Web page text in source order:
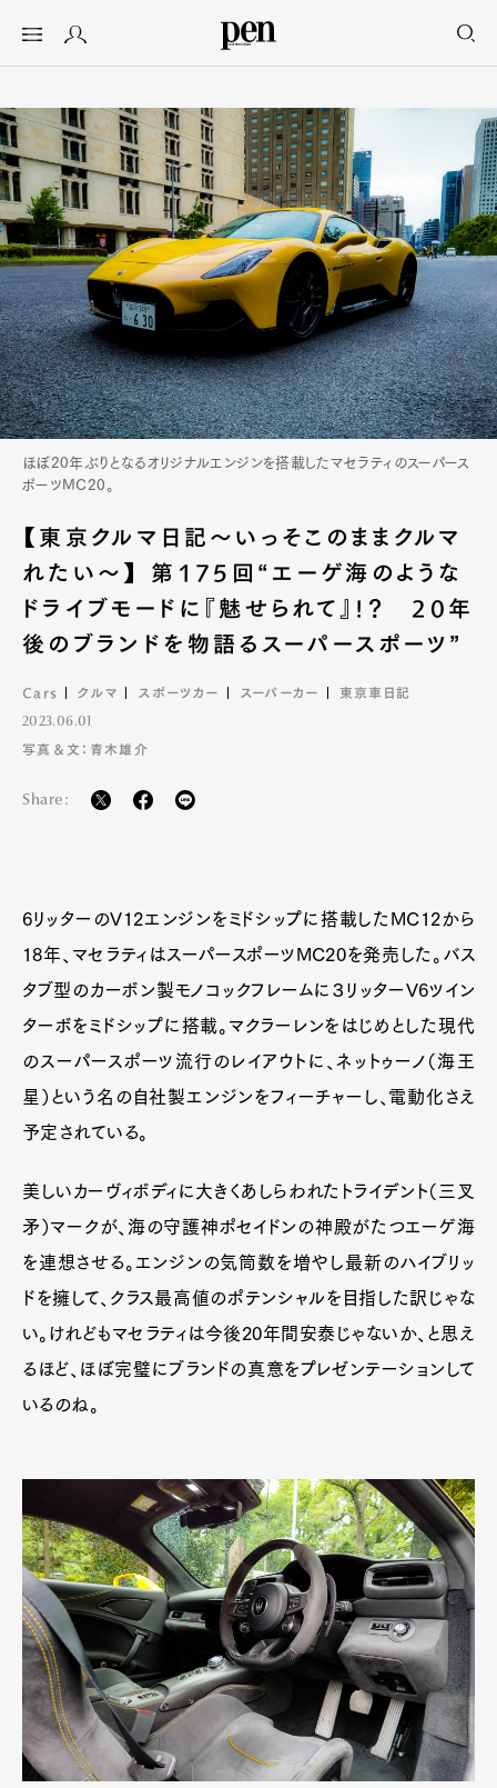
【東京クルマ日記〜いっそこのままクルマ
れたい〜】 第175回“エーゲ海のような
ドライブモードに『魅せられて』!？ 20年
後のブランドを物語るスーパースポーツ”
Cars クルマ スポーツカー スーパーカー 東京車日記
2023.06.01
写真＆文：青木雄介
Share:
ほぼ20年ぶりとなるオリジナルエンジンを搭載したマセラティのスーパース
ポーツMC20。
6リッターのV12エンジンをミドシップに搭載したMC12から
18年、マセラティはスーパースポーツMC20を発売した。バス
タブ型のカーボン製モノコックフレームに３リッターV6ツイン
ターボをミドシップに搭載。マクラーレンをはじめとした現代
のスーパースポーツ流行のレイアウトに、ネットゥーノ（海王
星）という名の自社製エンジンをフィーチャーし、電動化さえ
予定されている。
美しいカーヴィボディに大きくあしらわれたトライデント（三叉
矛）マークが、海の守護神ポセイドンの神殿がたつエーゲ海
を連想させる。エンジンの気筒数を増やし最新のハイブリッ
ドを擁して、クラス最高値のポテンシャルを目指した訳じゃな
い。けれどもマセラティは今後20年間安泰じゃないか、と思え
るほど、ほぼ完璧にブランドの真意をプレゼンテーションして
いるのね。